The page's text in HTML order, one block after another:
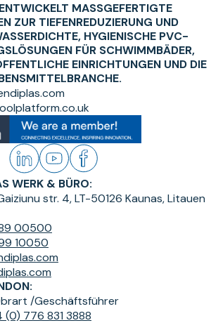
MASSGEFERTIGTE P
TIEFENREDUZIERUNG UND P
HYGIENISCHE PVC-A
FÜR SCHWIMMBÄDER, S
EINRICHTUNGEN UND DIE L
WERK & BÜRO:
str. 4, LT-50126 Kaunas, Litauen
00500
10050
/Geschäftsführer
(0) 776 831 3888